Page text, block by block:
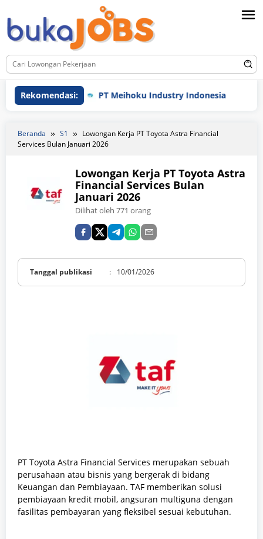
ke
konten
Rekomendasi: PT Meihoku Industry Indonesia
Beranda S1
Lowongan Kerja PT Toyota Astra Financial
Services Bulan Januari 2026
Lowongan Kerja PT Toyota Astra
Financial Services Bulan
Januari 2026
Dilihat oleh 771 orang
Tanggal publikasi : 10/01/2026
PT Toyota Astra Financial Services merupakan sebuah
perusahaan atau bisnis yang bergerak di bidang
Keuangan dan Pembiayaan. TAF memberikan solusi
pembiayaan kredit mobil, angsuran multiguna dengan
fasilitas pembayaran yang fleksibel sesuai kebutuhan.